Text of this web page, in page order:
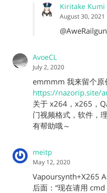
Kiritake Kumi
August 30, 2021
@AweRailgun
AvoeCL
July 2, 2020
emmmm 我来留个原
https://nazorip.site/
关于 x264，x265，
门视频格式，软件，
有帮助哦～
meitp
May 12, 2020
Vapoursynth+X265
后面：“现在请用